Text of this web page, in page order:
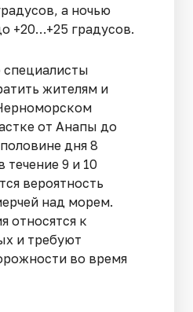
а ночью
+20…+25 градусов.
жителям и
от Анапы до
дня 8
течение 9 и 10
вероятность
над морем.
относятся к
и требуют
во время